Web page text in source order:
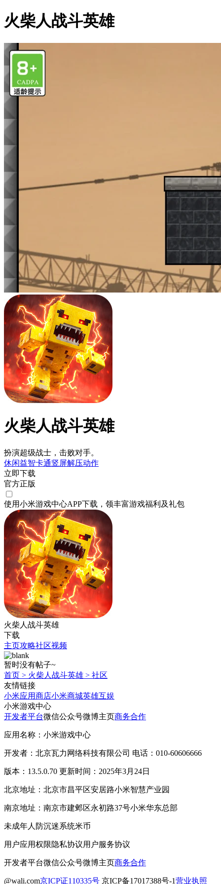
火柴人战斗英雄
火柴人战斗英雄
扮演超级战士，击败对手。
休闲益智卡通竖屏解压动作
立即下载
官方正版
使用小米游戏中心APP下载 ，领丰富游戏福利 及礼包
火柴人战斗英雄
下载
主页攻略社区视频
暂时没有帖子~
首页 > 火柴人战斗英雄 > 社区
友情链接
小米应用商店小米商城英雄互娱
小米游戏中心
开发者平台微信公众号微博主页商务合作
应用名称：小米游戏中心
开发者：北京瓦力网络科技有限公司 电话：010-60606666
版本：13.5.0.70 更新时间：2025年3月24日
北京地址：北京市昌平区安居路小米智慧产业园
南京地址：南京市建邺区永初路37号小米华东总部
未成年人防沉迷系统米币
用户应用权限隐私协议用户服务协议
开发者平台微信公众号微博主页商务合作
@wali.com京ICP证110335号 京ICP备17017388号-1营业执照